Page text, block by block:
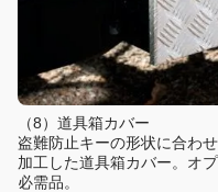
（8）道具箱カバー
盗難防止キーの形状に合わ
加工した道具箱カバー。オ
必需品。